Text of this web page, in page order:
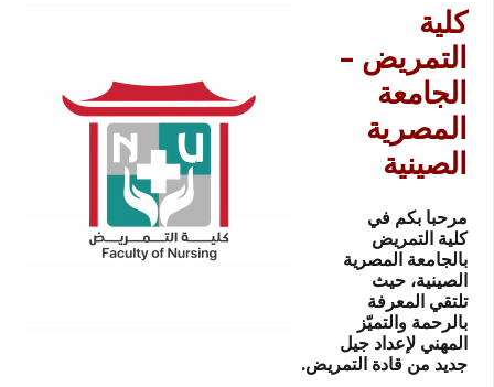
كلية
التمريض –
الجامعة
المصرية
الصينية
مرحبا بكم في
كلية التمريض
بالجامعة المصرية
الصينية، حيث
تلتقي المعرفة
بالرحمة والتميّز
المهني لإعداد جيل
جديد من قادة التمريض.